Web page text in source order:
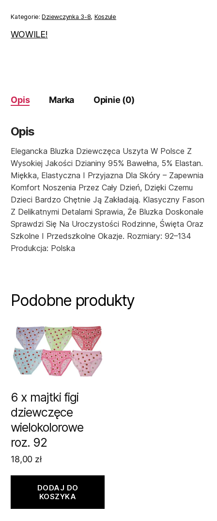
110
Kategorie:Dziewczynka 3-8, Koszule
WOWILE!
Opis Marka Opinie (0)
Opis
Elegancka Bluzka Dziewczęca Uszyta W Polsce Z
Wysokiej Jakości Dzianiny 95% Bawełna, 5% Elastan.
Miękka, Elastyczna I Przyjazna Dla Skóry – Zapewnia
Komfort Noszenia Przez Cały Dzień, Dzięki Czemu
Dzieci Bardzo Chętnie Ją Zakładają. Klasyczny Fason
Z Delikatnymi Detalami Sprawia, Że Bluzka Doskonale
Sprawdzi Się Na Uroczystości Rodzinne, Święta Oraz
Szkolne I Przedszkolne Okazje. Rozmiary: 92–134
Produkcja: Polska
Podobne produkty
6 x majtki figi
dziewczęce
wielokolorowe
roz. 92
18,00 zł
DODAJ DO
KOSZYKA